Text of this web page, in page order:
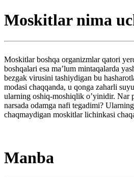
Moskitlar nima
Moskitlar boshqa organizmlar qatori
boshqalari esa ma’lum mintaqalarda
bezgak virusini tashiydigan bu
modasi chaqqanda, u qonga zaharli
ularning oshiq-moshiqlik o’yinidir. Nar
narsada odamga nafi tegadimi?
chaqmaydigan moskitlar lichinkasi
Manba